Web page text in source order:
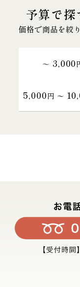
予算で探
価格で商品を絞
～ 3,000
5,000円 〜